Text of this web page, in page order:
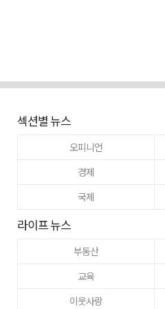
섹션별 뉴스
오피니언
경제
국제
라이프 뉴스
부동산
교육
이웃사랑